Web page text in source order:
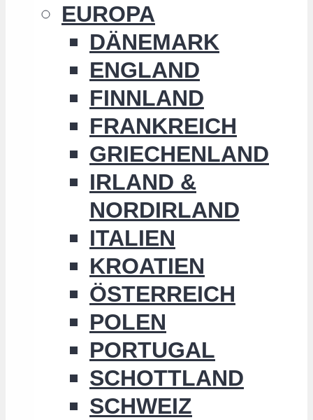
EUROPA
DÄNEMARK
ENGLAND
FINNLAND
FRANKREICH
GRIECHENLAND
IRLAND &
NORDIRLAND
ITALIEN
KROATIEN
ÖSTERREICH
POLEN
PORTUGAL
SCHOTTLAND
SCHWEIZ